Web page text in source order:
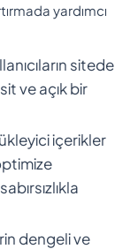
yardımcı
sitede
ve açık bir
içerikler
dengeli ve